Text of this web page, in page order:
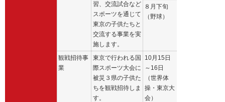
習、交流試合など
スポーツを通じて
東京の子供たちと
交流する事業を実
施します。
８月下旬
（野球）
観戦招待事
業
東京で行われる国
際スポーツ大会に
被災３県の子供た
ちを観戦招待しま
す。
10月15日
～16日
（世界体
操・東京大
会）